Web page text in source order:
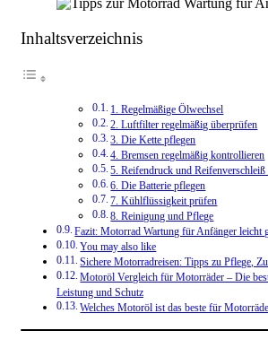
Inhaltsverzeichnis
1. Regelmäßige Ölwechsel
2. Luftfilter regelmäßig überprüfen
3. Die Kette pflegen
4. Bremsen regelmäßig kontrollieren
5. Reifendruck und
6. Die Batterie pflegen
7. Kühlflüssigkeit prüfen
8. Reinigung und Pflege
Fazit: Motorrad Wartung für Anfänger leicht
You may also like
Sichere Motorradreisen: Tipps zu Pflege,
Motoröl Vergleich für Motorräder – Die
Leistung und Schutz
Welches Motoröl ist das beste für